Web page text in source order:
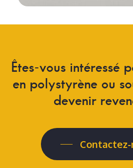
Êtes-vous intéressé
en polystyrène ou
devenir